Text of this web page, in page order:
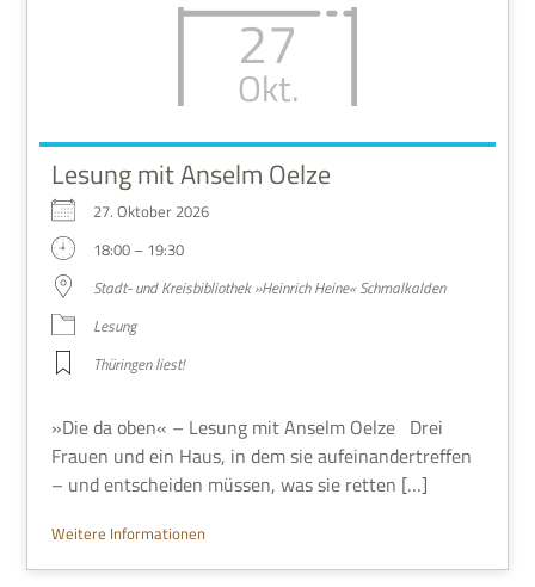
27
Okt.
Lesung mit Anselm Oelze
27. Okto­ber 2026
18:00 – 19:30
Stadt- und Kreis­bi­blio­thek »Hein­rich Heine« Schmalkalden
Lesung
Thü­rin­gen liest!
»Die da oben« – Lesung mit Anselm Oelze Drei
Frauen und ein Haus, in dem sie auf­ein­an­der­tref­fen
– und ent­schei­den müs­sen, was sie retten […]
Wei­tere Informationen